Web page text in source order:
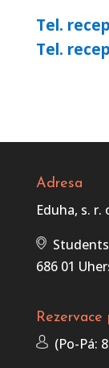
Tel.
Tel.
Adresa
Eduha, s. r.
686 01
(Po-Pá: